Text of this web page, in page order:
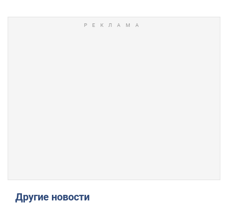
Другие новости